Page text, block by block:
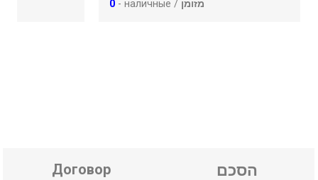
0 - наличные / מזומן
Договор הסכם